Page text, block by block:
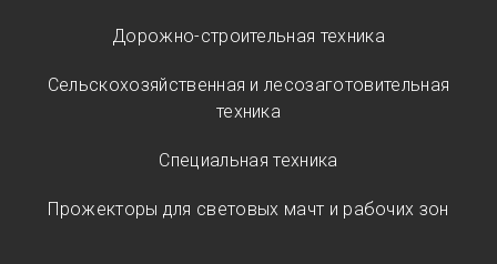
Дорожно-строительная техника
Сельскохозяйственная и лесозаготовительная
техника
Специальная техника
Прожекторы для световых мачт и рабочих зон